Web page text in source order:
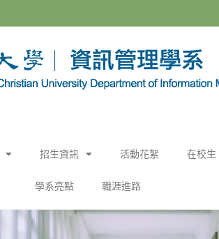
招生資訊 活動花絮 在校生
學系亮點 職涯進路